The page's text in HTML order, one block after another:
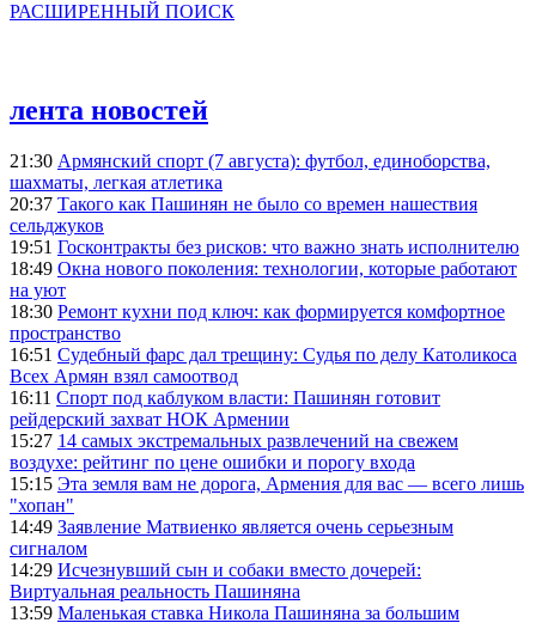
РАСШИРЕННЫЙ ПОИСК
лента новостей
21:30 Армянский спорт (7 августа): футбол, единоборства,
шахматы, легкая атлетика
20:37 Такого как Пашинян не было со времен нашествия
сельджуков
19:51 Госконтракты без рисков: что важно знать исполнителю
18:49 Окна нового поколения: технологии, которые работают
на уют
18:30 Ремонт кухни под ключ: как формируется комфортное
пространство
16:51 Судебный фарс дал трещину: Судья по делу Католикоса
Всех Армян взял самоотвод
16:11 Спорт под каблуком власти: Пашинян готовит
рейдерский захват НОК Армении
15:27 14 самых экстремальных развлечений на свежем
воздухе: рейтинг по цене ошибки и порогу входа
15:15 Эта земля вам не дорога, Армения для вас — всего лишь
"хопан"
14:49 Заявление Матвиенко является очень серьезным
сигналом
14:29 Исчезнувший сын и собаки вместо дочерей:
Виртуальная реальность Пашиняна
13:59 Маленькая ставка Никола Пашиняна за большим